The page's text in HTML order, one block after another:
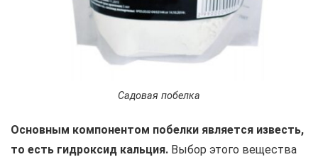
Садовая побелка
Основным компонентом побелки является известь,
то есть гидроксид кальция. Выбор этого вещества